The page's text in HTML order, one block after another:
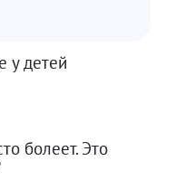
у детей
болеет. Это